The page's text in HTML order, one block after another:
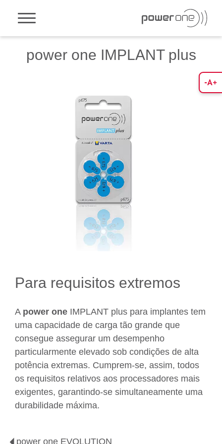
Toggle navigation
power one IMPLANT plus
Para requisitos extremos
A power one IMPLANT plus para implantes tem
uma capacidade de carga tão grande que
consegue assegurar um desempenho
particularmente elevado sob condições de alta
potência extremas. Cumprem-se, assim, todos
os requisitos relativos aos processadores mais
exigentes, garantindo-se simultaneamente uma
durabilidade máxima.
power one EVOLUTION